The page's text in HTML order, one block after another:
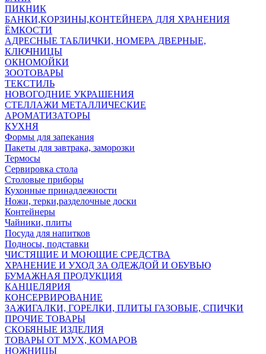
ПИКНИК
БАНКИ,КОРЗИНЫ,КОНТЕЙНЕРА ДЛЯ ХРАНЕНИЯ
ЁМКОСТИ
АДРЕСНЫЕ ТАБЛИЧКИ, НОМЕРА ДВЕРНЫЕ,
КЛЮЧНИЦЫ
ОКНОМОЙКИ
ЗООТОВАРЫ
ТЕКСТИЛЬ
НОВОГОДНИЕ УКРАШЕНИЯ
СТЕЛЛАЖИ МЕТАЛЛИЧЕСКИЕ
АРОМАТИЗАТОРЫ
КУХНЯ
Формы для запекания
Пакеты для завтрака, заморозки
Термосы
Сервировка стола
Столовые приборы
Кухонные принадлежности
Ножи, терки,разделочные доски
Контейнеры
Чайники, плиты
Посуда для напитков
Подносы, подставки
ЧИСТЯЩИЕ И МОЮЩИЕ СРЕДСТВА
ХРАНЕНИЕ И УХОД ЗА ОДЕЖДОЙ И ОБУВЬЮ
БУМАЖНАЯ ПРОДУКЦИЯ
КАНЦЕЛЯРИЯ
КОНСЕРВИРОВАНИЕ
ЗАЖИГАЛКИ, ГОРЕЛКИ, ПЛИТЫ ГАЗОВЫЕ, СПИЧКИ
ПРОЧИЕ ТОВАРЫ
СКОБЯНЫЕ ИЗДЕЛИЯ
ТОВАРЫ ОТ МУХ, КОМАРОВ
НОЖНИЦЫ